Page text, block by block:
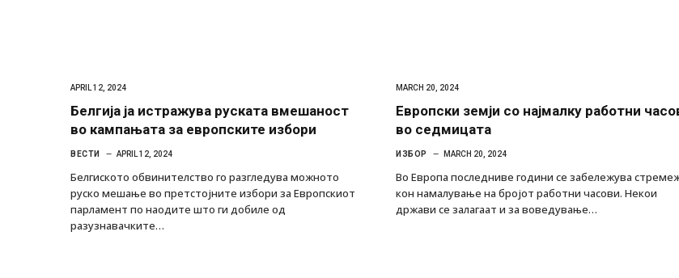
APRIL 12, 2024
Белгија ја истражува руската вмешаност
во кампањата за европските избори
ВЕСТИ APRIL 12, 2024
Белгиското обвинителство го разгледува можното
руско мешање во претстојните избори за Европскиот
парламент по наодите што ги добиле од
разузнавачките…
MARCH 20, 2024
Европски земји со најмалку работни
во седмицата
ИЗБОР MARCH 20, 2024
Во Европа последниве години се забележува
кон намалување на бројот работни часови. Некои
држави се залагаат и за воведување…